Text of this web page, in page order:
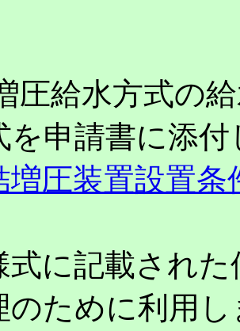
給水方式の給
を申請書に添
増圧装置設置
記載された
のために利用